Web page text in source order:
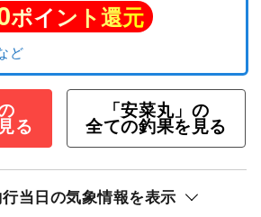
ポイント還元
る
「安菜丸」の
全ての釣果を見る
当日の気象情報を表示